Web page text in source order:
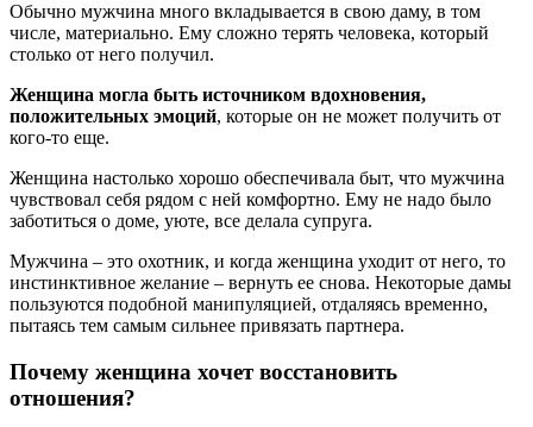
Обычно мужчина много вкладывается в свою даму, в том
числе, материально. Ему сложно терять человека, который
столько от него получил.
Женщина могла быть источником вдохновения,
положительных эмоций, которые он не может получить от
кого-то еще.
Женщина настолько хорошо обеспечивала быт, что мужчина
чувствовал себя рядом с ней комфортно. Ему не надо было
заботиться о доме, уюте, все делала супруга.
Мужчина – это охотник, и когда женщина уходит от него, то
инстинктивное желание – вернуть ее снова. Некоторые дамы
пользуются подобной манипуляцией, отдаляясь временно,
пытаясь тем самым сильнее привязать партнера.
Почему женщина хочет восстановить
отношения?